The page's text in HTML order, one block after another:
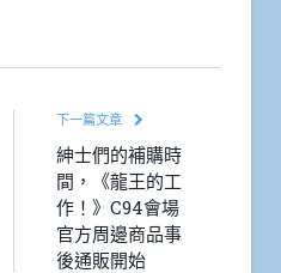
下一篇文章
紳士們的補購時
間，《龍王的工
作！》C94會場
官方周邊商品事
後通販開始